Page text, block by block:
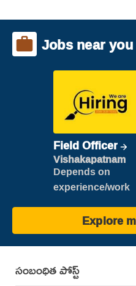
Jobs near you
Field Officer
Vishakapatnam
Depends on
experience/work
Explore
సంబంధిత పోస్ట్